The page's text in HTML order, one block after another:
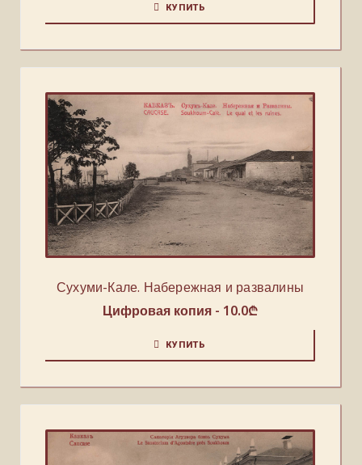
КУПИТЬ
Сухуми-Кале. Набережная и развалины
Цифровая копия - 10.0₾
КУПИТЬ